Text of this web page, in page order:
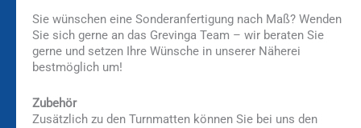
Sie wünschen eine Sonderanfertigung nach Maß? Wenden
Sie sich gerne an das Grevinga Team – wir beraten Sie
gerne und setzen Ihre Wünsche in unserer Näherei
bestmöglich um!
Zubehör
Zusätzlich zu den Turnmatten können Sie bei uns den